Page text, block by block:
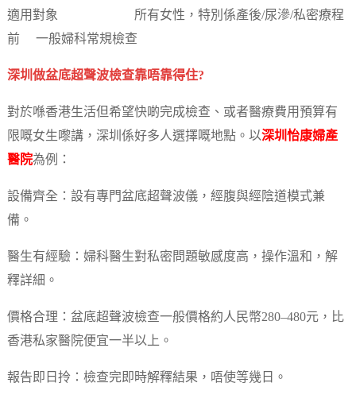
適用對象 所有女性，特別係產後/尿滲/私密療程
前 一般婦科常規檢查
深圳做盆底超聲波檢查靠唔靠得住?
對於喺香港生活但希望快啲完成檢查、或者醫療費用預算有
限嘅女生嚟講，深圳係好多人選擇嘅地點。以深圳怡康婦產
醫院為例：
設備齊全：設有專門盆底超聲波儀，經腹與經陰道模式兼
備。
醫生有經驗：婦科醫生對私密問題敏感度高，操作溫和，解
釋詳細。
價格合理：盆底超聲波檢查一般價格約人民幣280–480元，比
香港私家醫院便宜一半以上。
報告即日拎：檢查完即時解釋結果，唔使等幾日。